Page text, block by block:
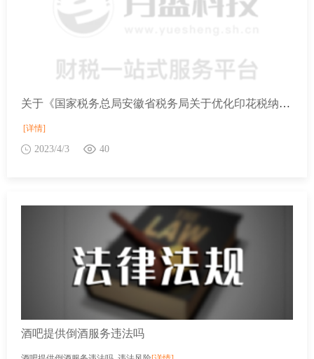
关于《国家税务总局安徽省税务局关于优化印花税纳税期限的公告》的解读
[详情]
2023/4/3 40
酒吧提供倒酒服务违法吗